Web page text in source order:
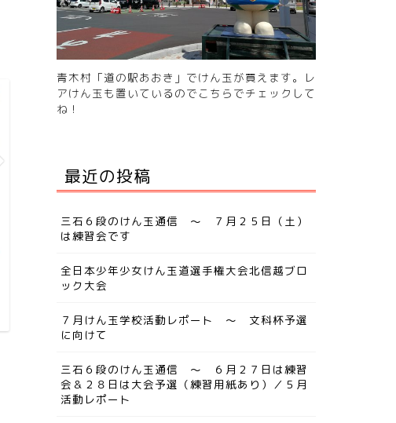
けん玉学校からのお知らせ
月２８日はけん玉学校杯けん玉
大会／２月活動レポート
けん玉学校からのお知らせ
そして４月のけん玉学校
は・・・。
青木村「道の駅あおき」でけん玉が買えます。レ
アけん玉も置いているので こちらでチェック して
ね！
最近の投稿
三石６段のけん玉通信 ～ ７月２５日（土）
は練習会です
全日本少年少女けん玉道選手権大会北信越ブロ
ック大会
７月けん玉学校活動レポート ～ 文科杯予選
に向けて
三石６段のけん玉通信 ～ ６月２７日は練習
会＆２８日は大会予選（練習用紙あり）／５月
活動レポート